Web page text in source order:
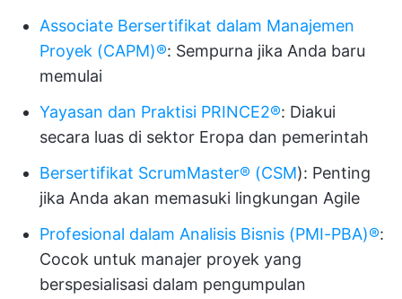
Associate Bersertifikat dalam Manajemen
Proyek (CAPM)®: Sempurna jika Anda baru
memulai
Yayasan dan Praktisi PRINCE2®: Diakui
secara luas di sektor Eropa dan pemerintah
Bersertifikat ScrumMaster® (CSM): Penting
jika Anda akan memasuki lingkungan Agile
Profesional dalam Analisis Bisnis (PMI-PBA)®:
Cocok untuk manajer proyek yang
berspesialisasi dalam pengumpulan